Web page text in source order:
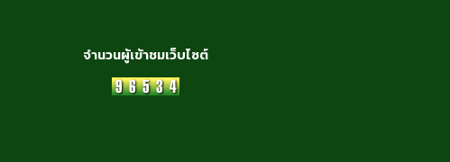
จำนวนผู้เข้าชมเว็บไซต์